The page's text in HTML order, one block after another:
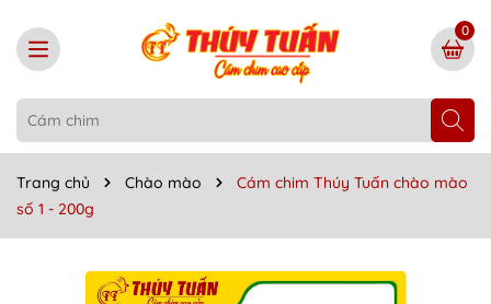
0
Trang chủ Chào mào
Cám chim Thúy Tuấn chào mào
số 1 - 200g